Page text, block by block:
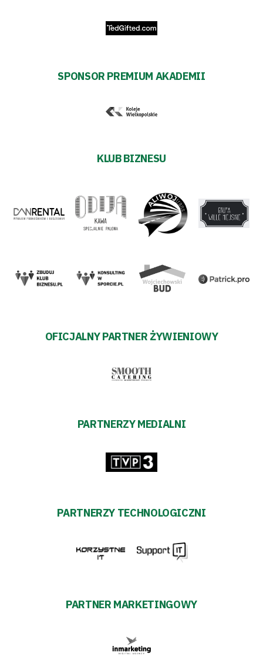
SPONSOR PREMIUM AKADEMII
KLUB BIZNESU
OFICJALNY PARTNER ŻYWIENIOWY
PARTNERZY MEDIALNI
PARTNERZY TECHNOLOGICZNI
PARTNER MARKETINGOWY